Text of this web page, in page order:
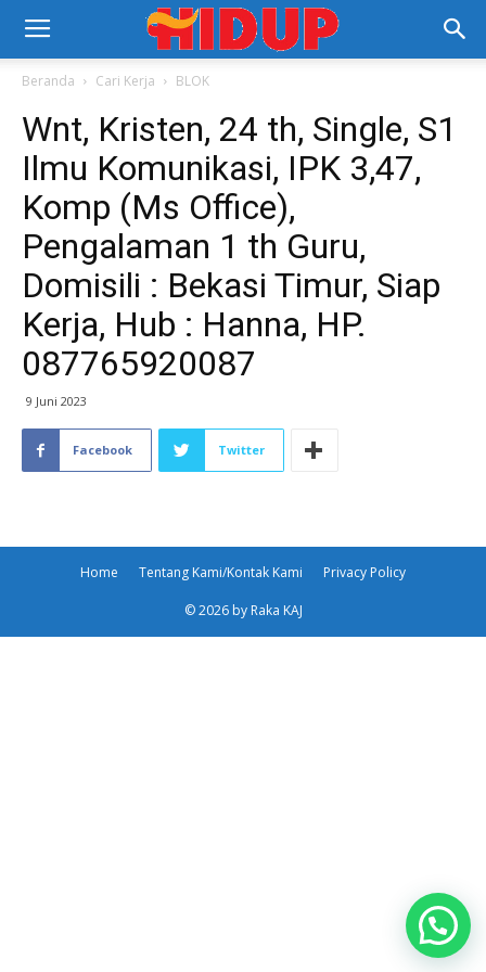
Beranda Cari Kerja BLOK
Wnt, Kristen, 24 th, Single, S1
Ilmu Komunikasi, IPK 3,47,
Komp (Ms Office),
Pengalaman 1 th Guru,
Domisili : Bekasi Timur, Siap
Kerja, Hub : Hanna, HP.
087765920087
9 Juni 2023
Facebook Twitter
Home Tentang Kami/Kontak Kami Privacy Policy
© 2026 by Raka KAJ